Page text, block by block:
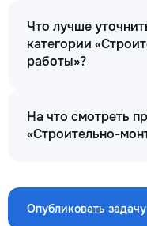
Что лучше
категории
работы»?
На что смотреть
«Строительно-
Опубликовать задачу